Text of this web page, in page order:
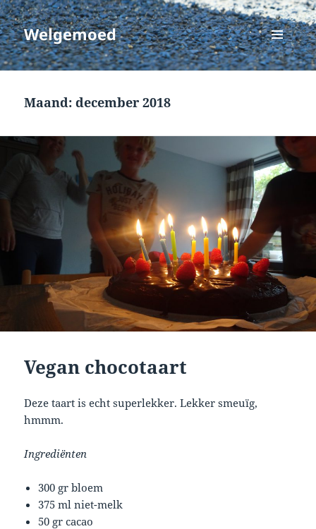
Welgemoed
MENU
EN
Maand:december 2018
Vegan chocotaart
Deze taart is echt superlekker. Lekker smeuïg,
hmmm.
Ingrediënten
300 gr bloem
375 ml niet-melk
50 gr cacao